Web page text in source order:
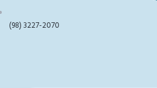
(98) 3227-2070